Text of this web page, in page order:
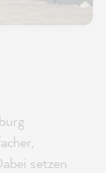
setzen